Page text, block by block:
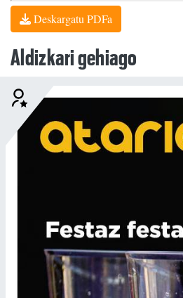
Deskargatu PDFa
Aldizkari gehiago